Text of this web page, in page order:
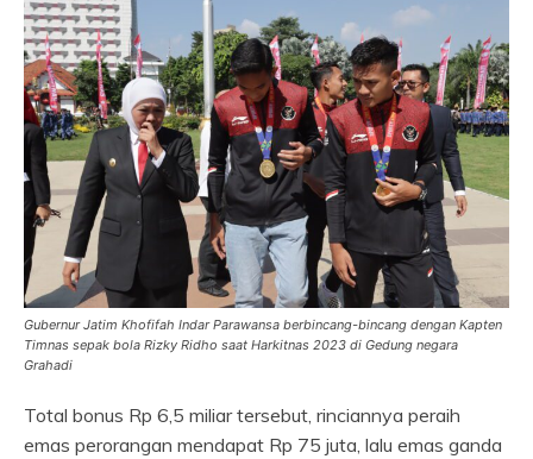
Gubernur Jatim Khofifah Indar Parawansa berbincang-bincang dengan Kapten
Timnas sepak bola Rizky Ridho saat Harkitnas 2023 di Gedung negara
Grahadi
Total bonus Rp 6,5 miliar tersebut, rinciannya peraih
emas perorangan mendapat Rp 75 juta, lalu emas ganda